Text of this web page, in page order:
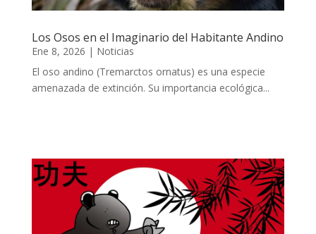
Los Osos en el Imaginario del Habitante Andino
Ene 8, 2026 | Noticias
El oso andino (Tremarctos ornatus) es una especie
amenazada de extinción. Su importancia ecológica...